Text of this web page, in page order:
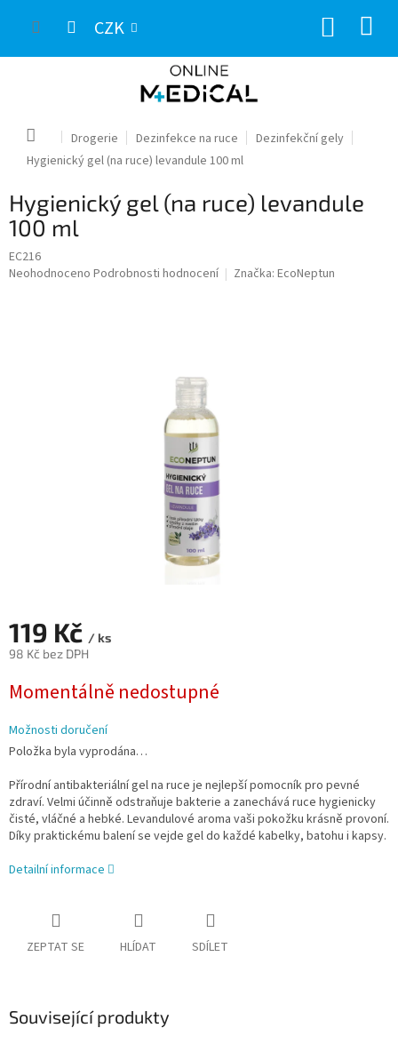
CZK
Domů Drogerie Dezinfekce na ruce
Dezinfekční gely
Hygienický gel (na ruce) levandule 100 ml
Hygienický gel (na ruce) levandule
100 ml
EC216
Průměrné
Neohodnoceno Podrobnosti hodnocení Značka: EcoNeptun
119 Kč / ks
98 Kč bez DPH
cena:
Momentálně nedostupné
Možnosti doručení
Položka byla vyprodána…
Přírodní antibakteriální gel na ruce je nejlepší pomocník pro pevné
zdraví. Velmi účinně odstraňuje bakterie a zanechává ruce hygienicky
čisté, vláčné a hebké. Levandulové aroma vaši pokožku krásně provoní.
Díky praktickému balení se vejde gel do každé kabelky, batohu i kapsy.
Detailní informace
ZEPTAT SE HLÍDAT SDÍLET
Související produkty